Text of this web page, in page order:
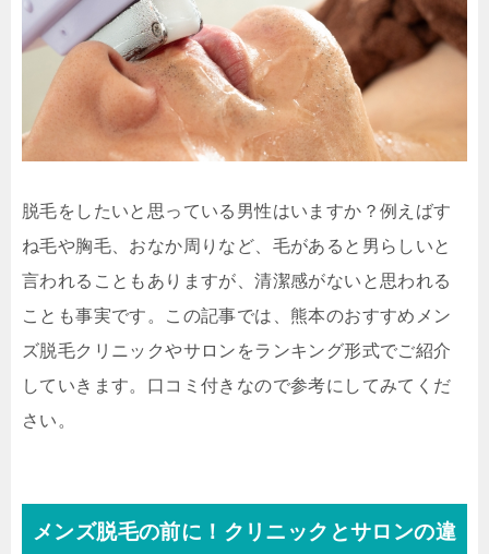
脱毛をしたいと思っている男性はいますか？例えばす
ね毛や胸毛、おなか周りなど、毛があると男らしいと
言われることもありますが、清潔感がないと思われる
ことも事実です。この記事では、熊本のおすすめメン
ズ脱毛クリニックやサロンをランキング形式でご紹介
していきます。口コミ付きなので参考にしてみてくだ
さい。
メンズ脱毛の前に！クリニックとサロンの違